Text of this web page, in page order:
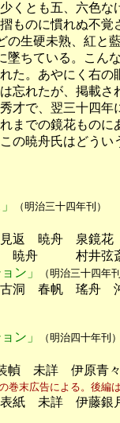
も五、六色な
に慣れぬ不覚
硬未熟、紅と藍
ている。こんな
あやにく右の
たが、掲載さ
、翌三十四年
の鏡花ものに
舟氏はどうい
（明治三十四年刊）
　暁舟　泉鏡花
舟　　　村井弦
ン」
（明治三十四年
洞　春帆　瑤舟
ン」
（明治四十年刊
未詳　伊原青々
巻末広告による。後編
　未詳　伊藤銀